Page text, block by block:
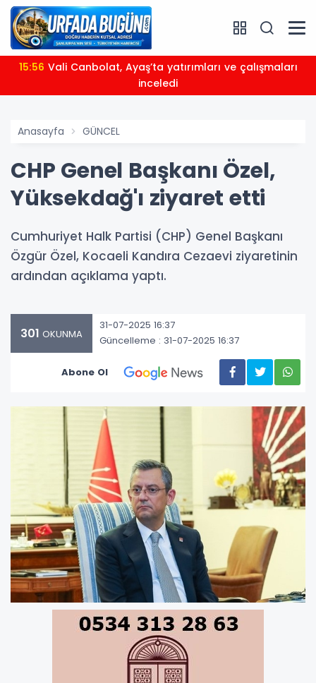
15:56
inceledi
Anasayfa GÜNCEL
CHP Genel Başkanı Özel,
Yüksekdağ'ı ziyaret etti
Cumhuriyet Halk Partisi (CHP) Genel Başkanı
Özgür Özel, Kocaeli Kandıra Cezaevi ziyaretinin
ardından açıklama yaptı.
301 OKUNMA
31-07-2025 16:37
Güncelleme : 31-07-2025 16:37
Abone Ol